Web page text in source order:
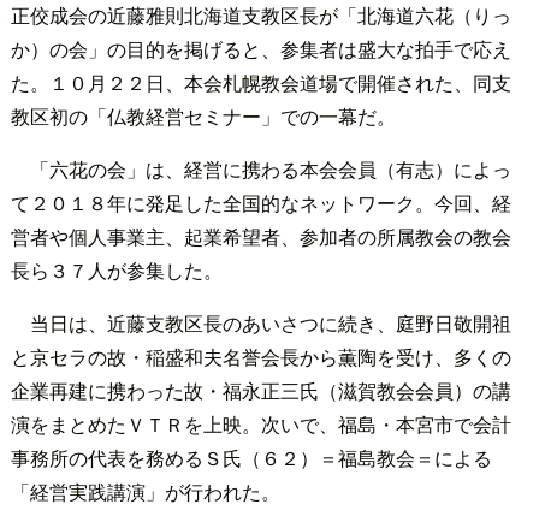
正佼成会の近藤雅則北海道支教区長が「北海道六花（りっ
か）の会」の目的を掲げると、参集者は盛大な拍手で応え
た。１０月２２日、本会札幌教会道場で開催された、同支
教区初の「仏教経営セミナー」での一幕だ。
「六花の会」は、経営に携わる本会会員（有志）によっ
て２０１８年に発足した全国的なネットワーク。今回、経
営者や個人事業主、起業希望者、参加者の所属教会の教会
長ら３７人が参集した。
当日は、近藤支教区長のあいさつに続き、庭野日敬開祖
と京セラの故・稲盛和夫名誉会長から薫陶を受け、多くの
企業再建に携わった故・福永正三氏（滋賀教会会員）の講
演をまとめたＶＴＲを上映。次いで、福島・本宮市で会計
事務所の代表を務めるＳ氏（６２）＝福島教会＝による
「経営実践講演」が行われた。